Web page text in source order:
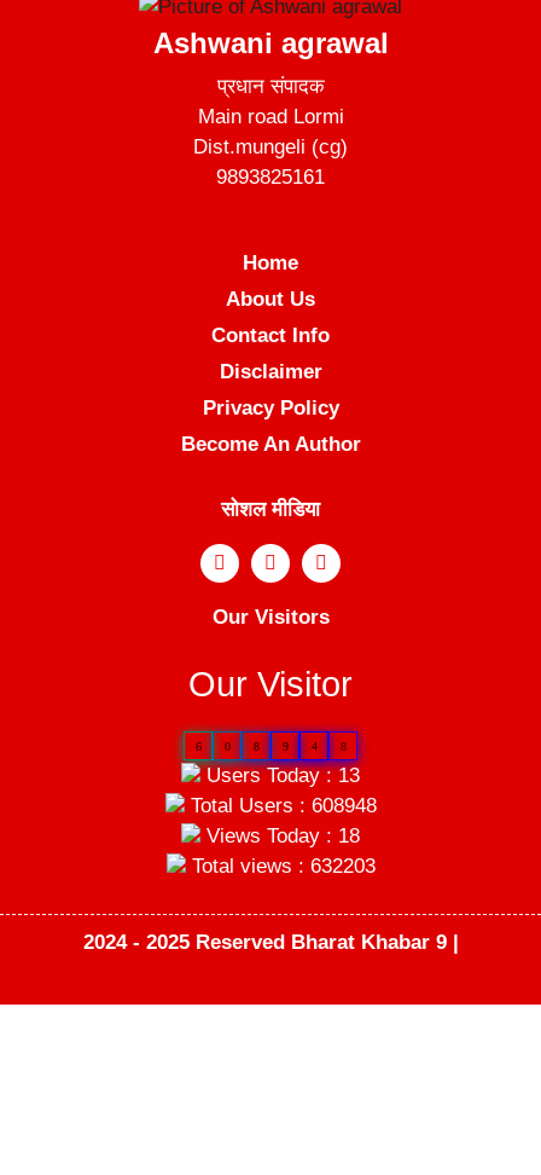
Ashwani agrawal
प्रधान संपादक
Main road Lormi
Dist.mungeli (cg)
9893825161
Home
About Us
Contact Info
Disclaimer
Privacy Policy
Become An Author
सोशल मीडिया
Our Visitors
Our Visitor
6 0 8 9 4 8
Users Today : 13
Total Users : 608948
Views Today : 18
Total views : 632203
2024 - 2025 Reserved Bharat Khabar 9 |